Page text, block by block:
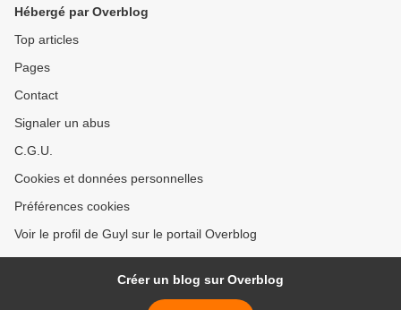
Hébergé par Overblog
Top articles
Pages
Contact
Signaler un abus
C.G.U.
Cookies et données personnelles
Préférences cookies
Voir le profil de Guyl sur le portail Overblog
Créer un blog sur Overblog